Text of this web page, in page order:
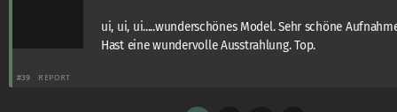
ui, ui, ui.....wunderschönes Model. Sehr schöne
Hast eine wundervolle Ausstrahlung. Top.
#39 REPORT